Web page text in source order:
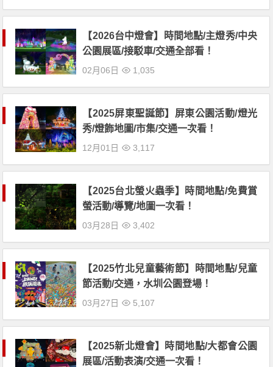
【2026台中燈會】時間地點/主燈秀/中央
公園展區/接駁車/交通全部看！
02月06日 1,035
【2025屏東聖誕節】屏東公園活動/燈光
秀/燈飾地圖/市集/交通一次看！
12月01日 3,117
【2025台北螢火蟲季】時間地點/免費賞
螢活動/導覽/地圖一次看！
03月28日 3,402
【2025竹北兒童藝術節】時間地點/兒童
節活動/交通，水圳公園登場！
03月27日 5,107
【2025新北燈會】時間地點/大都會公園
展區/活動表演/交通一次看！